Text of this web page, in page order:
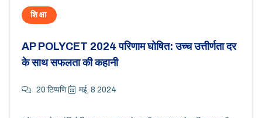
शिक्षा
AP POLYCET 2024 परिणाम घोषित: उच्च उत्तीर्णता दर
के साथ सफलता की कहानी
20 टिप्पणि मई, 8 2024